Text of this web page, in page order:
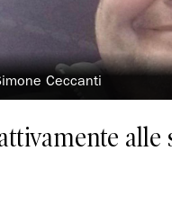
Ceccanti
alle